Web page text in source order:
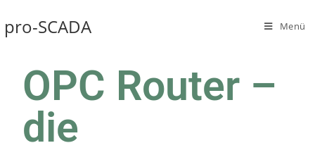
pro-SCADA Menü
OPC Router –
die